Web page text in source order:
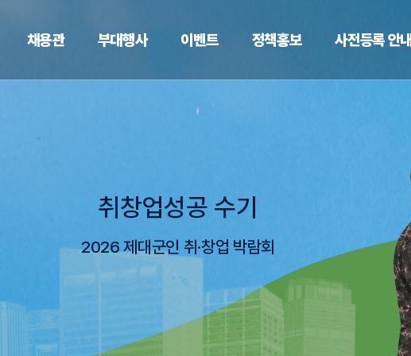
채용관 부대행사 이벤트 정책홍보 사전등록 안내
취창업성공 수기
2026 제대군인 취·창업 박람회